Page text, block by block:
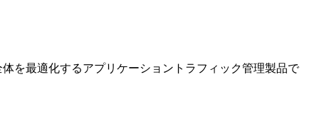
を最適化するアプリケーショントラフィック管理製品で